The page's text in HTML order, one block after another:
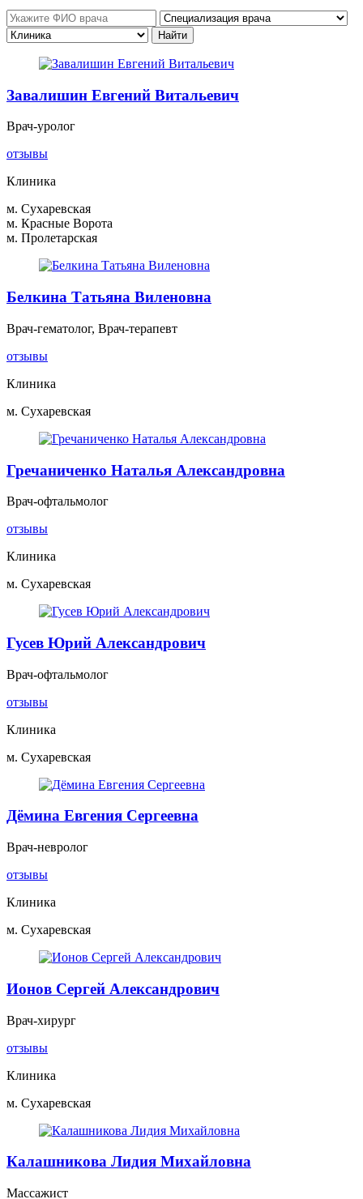
Завалишин Евгений Витальевич
Врач-уролог
отзывы
Клиника
м. Сухаревская
м. Красные Ворота
м. Пролетарская
Белкина Татьяна Виленовна
Врач-гематолог, Врач-терапевт
отзывы
Клиника
м. Сухаревская
Гречаниченко Наталья Александровна
Врач-офтальмолог
отзывы
Клиника
м. Сухаревская
Гусев Юрий Александрович
Врач-офтальмолог
отзывы
Клиника
м. Сухаревская
Дёмина Евгения Сергеевна
Врач-невролог
отзывы
Клиника
м. Сухаревская
Ионов Сергей Александрович
Врач-хирург
отзывы
Клиника
м. Сухаревская
Калашникова Лидия Михайловна
Массажист